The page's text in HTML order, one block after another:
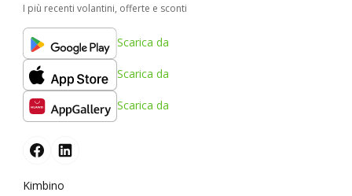
I più recenti volantini, offerte e sconti
Scarica da
Scarica da
Scarica da
Kimbino